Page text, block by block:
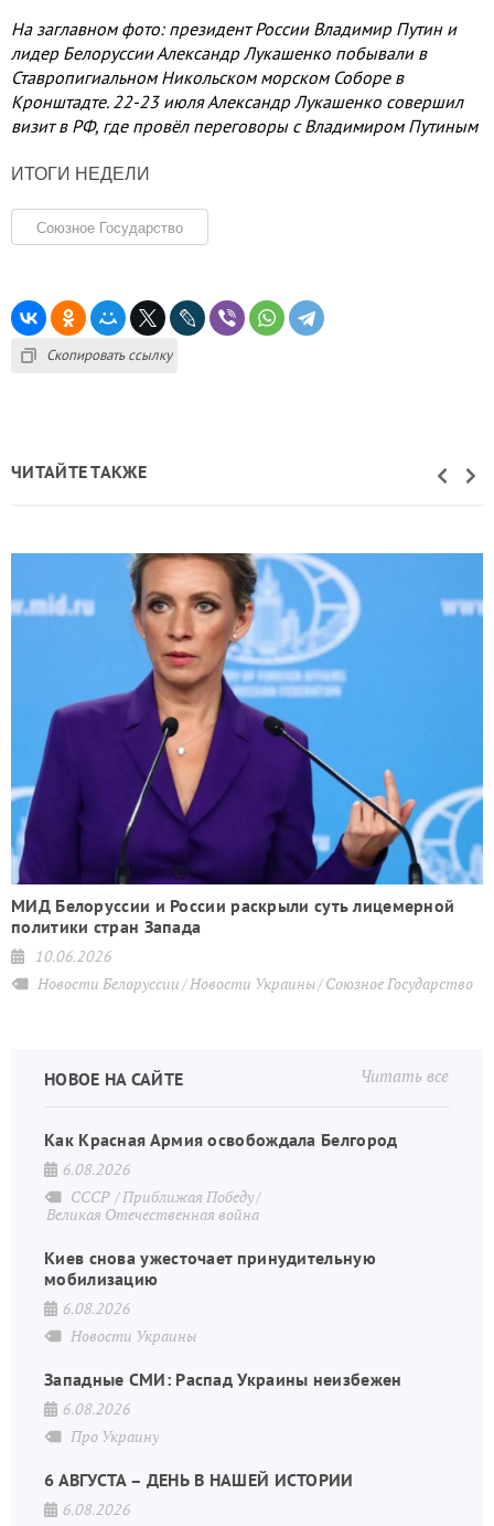
На заглавном фото: президент России Владимир Путин и
лидер Белоруссии Александр Лукашенко побывали в
Ставропигиальном Никольском морском Соборе в
Кронштадте. 22-23 июля Александр Лукашенко совершил
визит в РФ, где провёл переговоры с Владимиром Путиным
ИТОГИ НЕДЕЛИ
Союзное Государство
Скопировать ссылку
ЧИТАЙТЕ ТАКЖЕ
МИД Белоруссии и России раскрыли суть лицемерной
политики стран Запада
10.06.2026
Новости Белоруссии Новости Украины Союзное Государство
Читать все
НОВОЕ НА САЙТЕ
Как Красная Армия освобождала Белгород
6.08.2026
СССР Приближая Победу
Великая Отечественная война
Киев снова ужесточает принудительную
мобилизацию
6.08.2026
Новости Украины
Западные СМИ: Распад Украины неизбежен
6.08.2026
Про Украину
6 АВГУСТА – ДЕНЬ В НАШЕЙ ИСТОРИИ
6.08.2026